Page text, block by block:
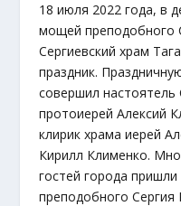
18 июля 2022 года, в
мощей преподобного
Сергиевский храм
праздник.
совершил настоятель
протоиерей Алексий
клирик храма иерей
Кирилл Клименко.
гостей города
преподобного